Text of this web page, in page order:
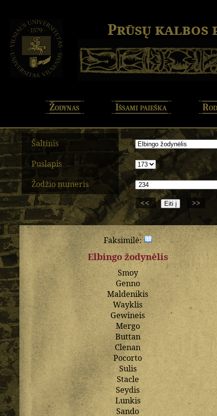
Prūsų kalbos
Žodynas Išsami paieška
Šaltinis
Puslapis
Žodžio numeris
<<
>>
Faksimilė:
Elbingo žodynėlis
Smoy
Genno
Maldenikis
Wayklis
Gewineis
Mergo
Buttan
Clenan
Pocorto
Sulis
Stacle
Seydis
Lunkis
Sando